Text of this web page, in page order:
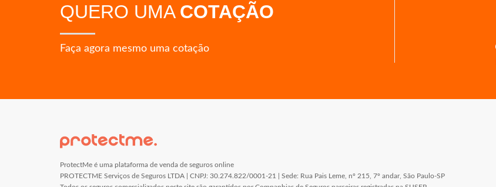
QUERO UMA COTAÇÃO
Faça agora mesmo uma cotação
ProtectMe é uma plataforma de venda de seguros online
PROTECTME Serviços de Seguros LTDA | CNPJ: 30.274.822/0001-21 | Sede: Rua Pais Leme, nº 215, 7º andar, São Paulo-SP